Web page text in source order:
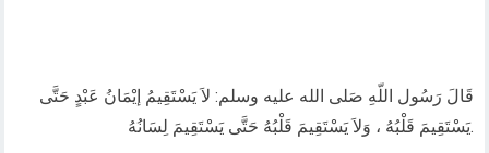
قَالَ رَسُول اللّهِ صَلى الله عليه وسلم: لاَ يَسْتَقِيمُ إيْمَانُ عَبْدٍ حَتَّى
يَسْتَقِيمَ قَلْبُهُ ، وَلاَ يَسْتَقِيمَ قَلْبُهُ حَتَّى يَسْتَقِيمَ لِسَانُهُ.